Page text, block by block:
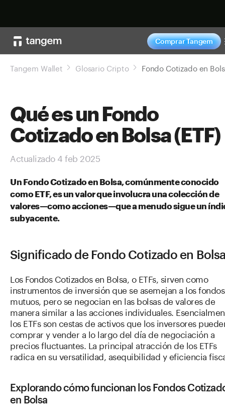
Comprar Tangem
Tangem Wallet Glosario Cripto
Qué es un Fondo
Cotizado en Bolsa (ETF)
Actualizado 4 feb 2025
Un Fondo Cotizado en Bolsa, comúnmente conocido
como ETF, es un valor que involucra una colección de
valores—como acciones—que a menudo sigue un
subyacente.
Significado de Fondo Cotizado en
Los Fondos Cotizados en Bolsa, o ETFs, sirven como
instrumentos de inversión que se asemejan a los fondos
mutuos, pero se negocian en las bolsas de valores de
manera similar a las acciones individuales.
los ETFs son cestas de activos que los inversores
comprar y vender a lo largo del día de negociación a
precios fluctuantes. La principal atracción de los ETFs
radica en su versatilidad, asequibilidad y eficiencia
Explorando cómo funcionan los Fondos
en Bolsa